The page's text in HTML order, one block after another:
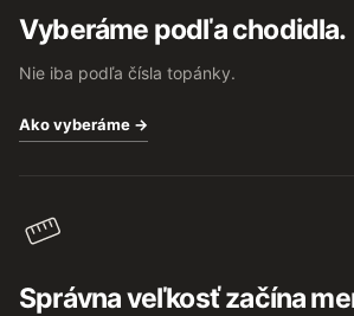
Vyberáme podľa chodidla.
Nie iba podľa čísla topánky.
Ako vyberáme →
Správna veľkosť začína